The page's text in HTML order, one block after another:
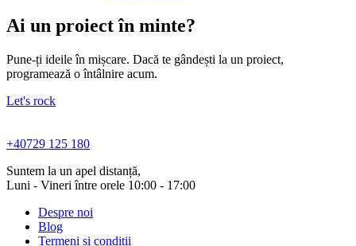
Ai un proiect în minte?
Pune-ți ideile în mișcare. Dacă te gândești la un proiect,
programează o întâlnire acum.
Let's rock
+40729 125 180
Suntem la un apel distanță,
Luni - Vineri între orele 10:00 - 17:00
Despre noi
Blog
Termeni și condiții